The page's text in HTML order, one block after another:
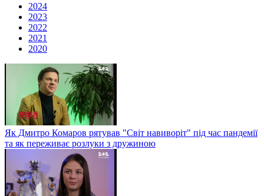
2024
2023
2022
2021
2020
Як Дмитро Комаров рятував "Світ навиворіт" під час пандемії
та як переживає розлуки з дружиною